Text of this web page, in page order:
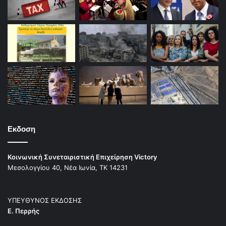
αναβαθμίσει και θα δημιουργήσει και μια νέα παιδική
χαρά.
ΤΕΛΟΣ ΣΤΑ ΣΚΟΥΠΙΔΙΑ
Εκδοση
Κοινωνική Συνεταιριστική Επιχείρηση Victory
Μεσολογγίου 40, Νέα Ιωνία, ΤΚ 14231
ΥΠΕΥΘΥΝΟΣ ΕΚΔΟΣΗΣ
Ε. Περρής